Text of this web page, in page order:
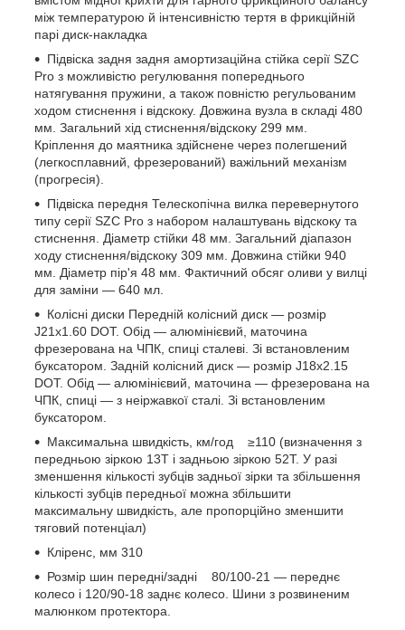
між температурою й інтенсивністю тертя в фрикційній
парі диск-накладка
Підвіска задня задня амортизаційна стійка серії SZC
Pro з можливістю регулювання попереднього
натягування пружини, а також повністю регульованим
ходом стиснення і відскоку. Довжина вузла в складі 480
мм. Загальний хід стиснення/відскоку 299 мм.
Кріплення до маятника здійснене через полегшений
(легкосплавний, фрезерований) важільний механізм
(прогресія).
Підвіска передня Телескопічна вилка перевернутого
типу серії SZC Pro з набором налаштувань відскоку та
стиснення. Діаметр стійки 48 мм. Загальний діапазон
ходу стиснення/відскоку 309 мм. Довжина стійки 940
мм. Діаметр пір'я 48 мм. Фактичний обсяг оливи у вилці
для заміни — 640 мл.
Колісні диски Передній колісний диск — розмір
J21х1.60 DOT. Обід — алюмінієвий, маточина
фрезерована на ЧПК, спиці сталеві. Зі встановленим
буксатором. Задній колісний диск — розмір J18х2.15
DOT. Обід — алюмінієвий, маточина — фрезерована на
ЧПК, спиці — з неіржавкої сталі. Зі встановленим
буксатором.
Максимальна швидкість, км/год ≥110 (визначення з
передньою зіркою 13T і задньою зіркою 52T. У разі
зменшення кількості зубців задньої зірки та збільшення
кількості зубців передньої можна збільшити
максимальну швидкість, але пропорційно зменшити
тяговий потенціал)
Кліренс, мм 310
Розмір шин передні/задні 80/100-21 — переднє
колесо і 120/90-18 заднє колесо. Шини з розвиненим
малюнком протектора.